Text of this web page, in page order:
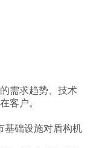
需求趋势、技术
客户。
基础设施对盾构机